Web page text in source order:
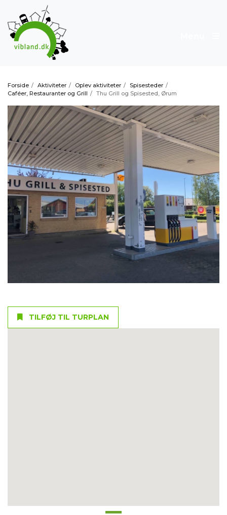
Forside / Aktiviteter / Oplev aktiviteter / Spisesteder /
Caféer, Restauranter og Grill / Thu Grill og Spisested, Ørum
TILFØJ TIL TURPLAN